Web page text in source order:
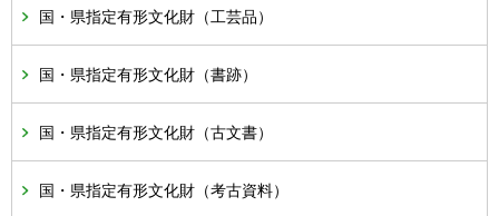
国・県指定有形文化財（工芸品）
国・県指定有形文化財（書跡）
国・県指定有形文化財（古文書）
国・県指定有形文化財（考古資料）